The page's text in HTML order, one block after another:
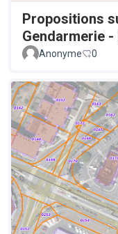
Propositions
Gendarmerie -
Anonyme 0